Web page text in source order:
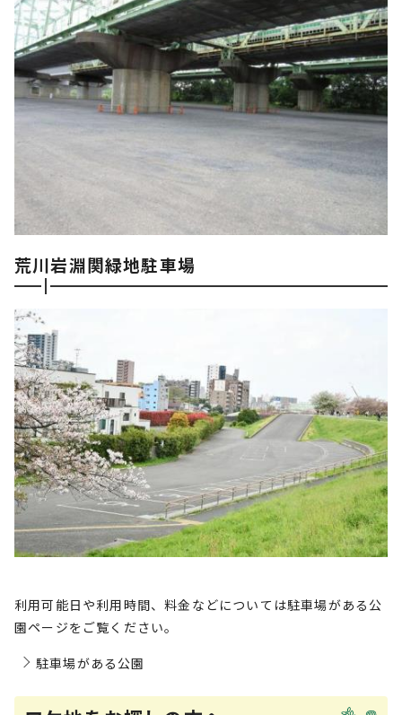
荒川岩淵関緑地駐車場
利用可能日や利用時間、料金などについては駐車場がある公
園ページをご覧ください。
駐車場がある公園